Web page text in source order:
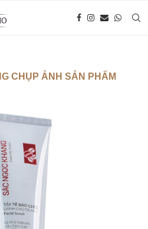
CHỤP ẢNH SẢN PHẨM